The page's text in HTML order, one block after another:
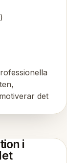
det
i